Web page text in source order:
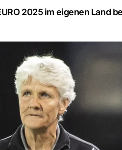
2025 im eigenen Land